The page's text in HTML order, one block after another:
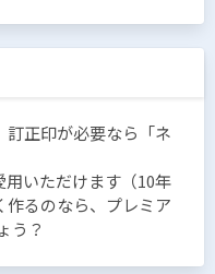
正印が必要なら「ネ
いただけます（10年
るのなら、プレミア
う？